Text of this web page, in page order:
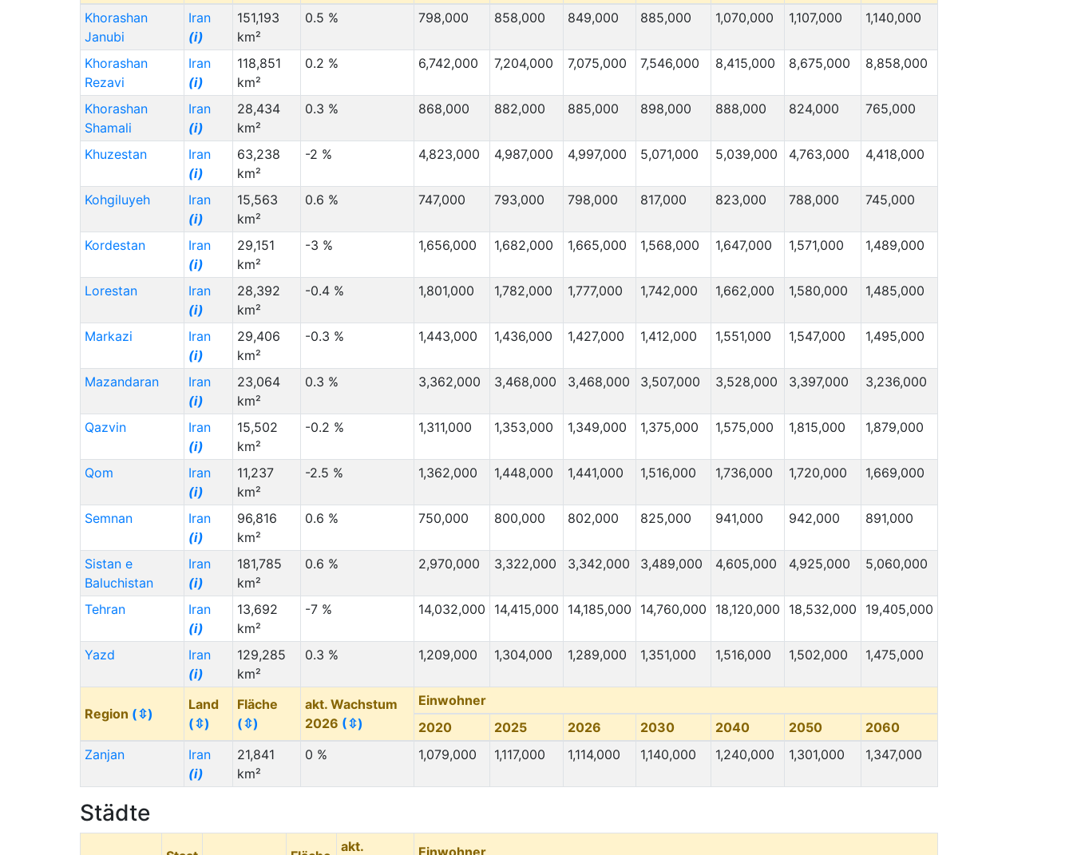
Staat (Code)
(⇳) Migration Von Migration Nach
(⇳)
Congo - Kinshasa (CD)
(i)
3,000
Denmark (DK)
(i)
Kenya (KE)
5,000
Belgium (BE)
Oman (OM)
50,000
Austria (AT)(i) 6,000
45,000
Nepal (NP)
***
Italy (IT)
30,000
Georgia (GE)(i) 5,000
20,000
Armenia (AM)
(i)
15,000
South Africa (ZA)(i) 4,000
8,000
(i)
Chad (TD)
***
(⇳)
Sri Lanka (LK)
(i)
3,000
Spain (ES)(i) 4,000
40,000
Tanzania (TZ)
(i)
3,000
Mali (ML)(i)
Japan (JP)
8,000
Finland (FI)
17,000
Eritrea (ER)(i) 3,000
***
Colombia (CO)
(i)
3,000
Cameroon (CM)(i) 3,000
1,000
Angola (AO)
(i)
Khorashan
Janubi
Iran
(i)
151,193
km²
0.5 % 798,000 858,000 849,000 885,000 1,070,000 1,107,000 1,140,000
Khorashan
Rezavi
Iran
(i)
118,851
km²
0.2 % 6,742,000 7,204,000 7,075,000 7,546,000 8,415,000 8,675,000 8,858,000
Khorashan
Shamali
Iran
(i)
28,434
km²
0.3 % 868,000 882,000 885,000 898,000 888,000 824,000 765,000
Khuzestan
Iran
(i)
63,238
km²
-2 % 4,823,000 4,987,000 4,997,000 5,071,000 5,039,000 4,763,000 4,418,000
Kohgiluyeh
Iran
(i)
15,563
km²
0.6 % 747,000 793,000 798,000 817,000 823,000 788,000 745,000
Kordestan
Iran
(i)
29,151
km²
-3 % 1,656,000 1,682,000 1,665,000 1,568,000 1,647,000 1,571,000 1,489,000
Lorestan
Iran
(i)
28,392
km²
-0.4 % 1,801,000 1,782,000 1,777,000 1,742,000 1,662,000 1,580,000 1,485,000
Markazi
Iran
(i)
29,406
km²
-0.3 % 1,443,000 1,436,000 1,427,000 1,412,000 1,551,000 1,547,000 1,495,000
Mazandaran
Iran
(i)
23,064
km²
0.3 % 3,362,000 3,468,000 3,468,000 3,507,000 3,528,000 3,397,000 3,236,000
Qazvin
Iran
(i)
15,502
km²
-0.2 % 1,311,000 1,353,000 1,349,000 1,375,000 1,575,000 1,815,000 1,879,000
Qom
Iran
(i)
11,237
km²
-2.5 % 1,362,000 1,448,000 1,441,000 1,516,000 1,736,000 1,720,000 1,669,000
Semnan
Iran
(i)
96,816
km²
0.6 % 750,000 800,000 802,000 825,000 941,000 942,000 891,000
Sistan e
Baluchistan
Iran
(i)
181,785
km²
0.6 % 2,970,000 3,322,000 3,342,000 3,489,000 4,605,000 4,925,000 5,060,000
Tehran
Iran
(i)
13,692
km²
-7 % 14,032,000 14,415,000 14,185,000 14,760,000 18,120,000 18,532,000 19,405,000
Yazd
Iran
(i)
129,285
km²
0.3 % 1,209,000 1,304,000 1,289,000 1,351,000 1,516,000 1,502,000 1,475,000
Region (⇳)
Land
(⇳)
Fläche
(⇳)
akt. Wachstum
2026 (⇳)
Einwohner
2020
2025 2026 2030 2040 2050
2060
Zanjan
Iran
(i)
21,841
km²
0 % 1,079,000 1,117,000 1,114,000 1,140,000 1,240,000 1,301,000 1,347,000
Städte
akt. Einwohner